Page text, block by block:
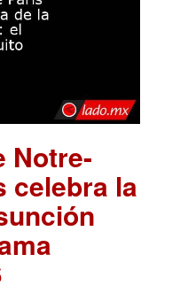
Notre-
celebra la